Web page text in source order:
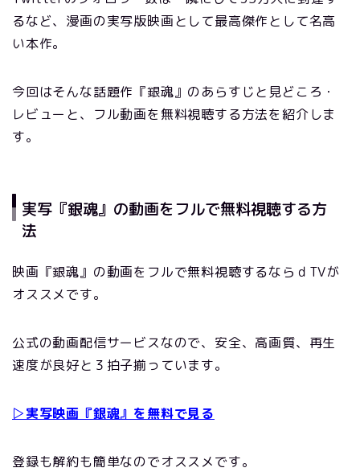
るなど、漫画の実写版映画として最高傑作として名高
い本作。
今回はそんな話題作『銀魂』のあらすじと見どころ・
レビューと、フル動画を無料視聴する方法を紹介しま
す。
実写『銀魂』の動画をフルで無料視聴する方
法
映画『銀魂』の動画をフルで無料視聴するならｄTVが
オススメです。
公式の動画配信サービスなので、安全、高画質、再生
速度が良好と３拍子揃っています。
▷実写映画『銀魂』を無料で見る
登録も解約も簡単なのでオススメです。